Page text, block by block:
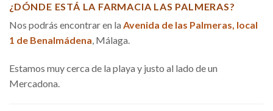
¿DÓNDE ESTÁ LA FARMACIA LAS PALMERAS?
Nos podrás encontrar en la Avenida de las Palmeras, local
1 de Benalmádena, Málaga.
Estamos muy cerca de la playa y justo al lado de un
Mercadona.